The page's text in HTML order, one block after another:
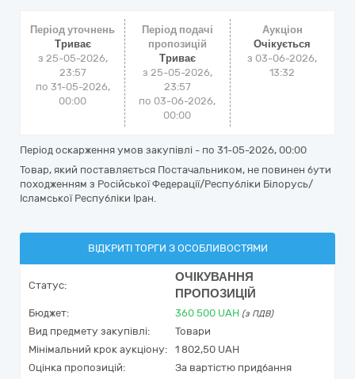
Період уточнень
Триває
з 25-05-2026,
23:57
по 31-05-2026,
00:00
Період подачі
пропозицій
Триває
з 25-05-2026,
23:57
по 03-06-2026,
00:00
Аукціон
Очікується
з 03-06-2026,
13:32
Період оскарження умов закупівлі - по 31-05-2026, 00:00
Товар, який поставляється Постачальником, не повинен бути
походженням з Російської Федерації/Республіки Білорусь/
Ісламської Республіки Іран.
ВІДКРИТІ ТОРГИ З ОСОБЛИВОСТЯМИ
Статус:
ОЧІКУВАННЯ
ПРОПОЗИЦІЙ
Бюджет: 360 500 UAH (з ПДВ)
Вид предмету закупівлі:
Товари
Мінімальний крок аукціону:
1 802,50 UAH
Оцінка пропозицій:
За вартістю придбання